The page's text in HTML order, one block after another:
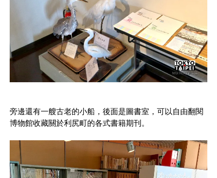
旁邊還有一艘古老的小船，後面是圖書室，可以自由翻閱
博物館收藏關於利尻町的各式書籍期刊。